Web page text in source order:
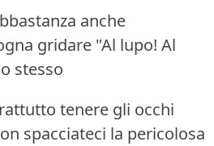
anche
gridare "Al lupo! Al
stesso
tenere gli occhi
spacciateci la pericolosa